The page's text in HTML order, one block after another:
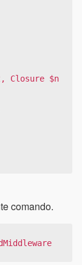
comando.